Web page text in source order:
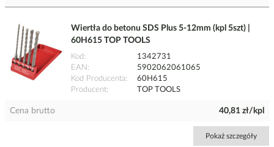
Wiertła do betonu SDS Plus 5-12mm (kpl 5szt) |
60H615 TOP TOOLS
Kod
1342731
EAN
5902062061065
Kod Producenta
60H615
Producent
TOP TOOLS
Cena brutto 40,81 zł/kpl
Pokaż szczegóły